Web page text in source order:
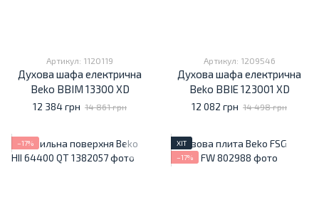
Артикул: 1120119
Духова шафа електрична
Beko BBIM 13300 XD
12 384 грн 14 861 грн
Артикул: 1209546
Духова шафа електрична
Beko BBIE 123001 XD
12 082 грн 14 498 грн
−17%
ХІТ
−17%